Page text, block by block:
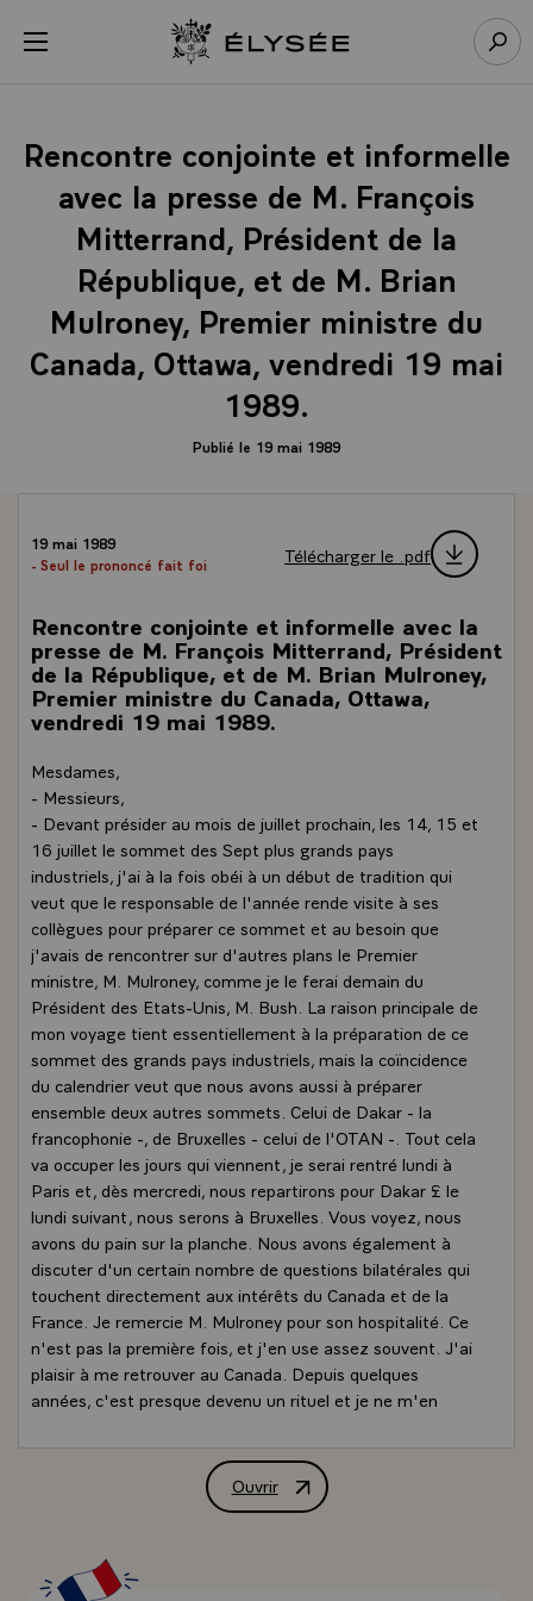
menu Retour à l’accueil Élysée
Rencontre conjointe et informelle
avec la presse de M. François
Mitterrand, Président de la
République, et de M. Brian
Mulroney, Premier ministre du
Canada, Ottawa, vendredi 19 mai
1989.
Publié le 19 mai 1989
19 mai 1989
- Seul le prononcé fait foi
Télécharger le .pdf
Rencontre conjointe et informelle avec la
presse de M. François Mitterrand, Président
de la République, et de M. Brian Mulroney,
Premier ministre du Canada, Ottawa,
vendredi 19 mai 1989.
Mesdames,
- Messieurs,
- Devant présider au mois de juillet prochain, les 14, 15 et
16 juillet le sommet des Sept plus grands pays
industriels, j'ai à la fois obéi à un début de tradition qui
veut que le responsable de l'année rende visite à ses
collègues pour préparer ce sommet et au besoin que
j'avais de rencontrer sur d'autres plans le Premier
ministre, M. Mulroney, comme je le ferai demain du
Président des Etats-Unis, M. Bush. La raison principale de
mon voyage tient essentiellement à la préparation de ce
sommet des grands pays industriels, mais la coïncidence
du calendrier veut que nous avons aussi à préparer
ensemble deux autres sommets. Celui de Dakar - la
francophonie -, de Bruxelles - celui de l'OTAN -. Tout cela
va occuper les jours qui viennent, je serai rentré lundi à
Paris et, dès mercredi, nous repartirons pour Dakar £ le
lundi suivant, nous serons à Bruxelles. Vous voyez, nous
avons du pain sur la planche. Nous avons également à
discuter d'un certain nombre de questions bilatérales qui
touchent directement aux intérêts du Canada et de la
France. Je remercie M. Mulroney pour son hospitalité. Ce
n'est pas la première fois, et j'en use assez souvent. J'ai
plaisir à me retrouver au Canada. Depuis quelques
années, c'est presque devenu un rituel et je ne m'en
toujours les bienvenus en France. Je salue en même
temps la presse française et la presse canadienne qui
QUESTION.- Monsieur, doit-on s'attendre la semaine
Ouvrir
Rencontre conjointe et informelle
Panneau de gestion des cookies